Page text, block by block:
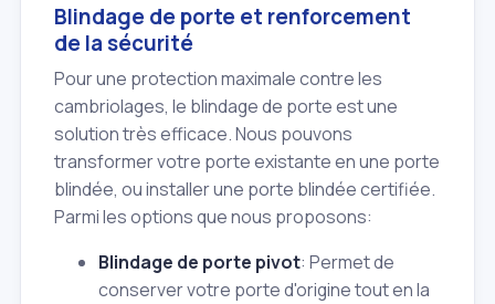
Blindage de porte et renforcement
de la sécurité
Pour une protection maximale contre les
cambriolages, le blindage de porte est une
solution très efficace. Nous pouvons
transformer votre porte existante en une porte
blindée, ou installer une porte blindée certifiée.
Parmi les options que nous proposons:
Blindage de porte pivot: Permet de
conserver votre porte d'origine tout en la